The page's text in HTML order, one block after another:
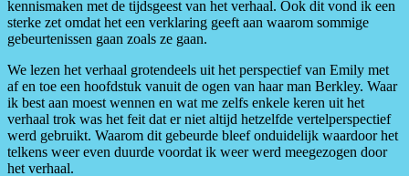
kennismaken met de tijdsgeest van het verhaal. Ook dit vond ik een
sterke zet omdat het een verklaring geeft aan waarom sommige
gebeurtenissen gaan zoals ze gaan.
We lezen het verhaal grotendeels uit het perspectief van Emily met
af en toe een hoofdstuk vanuit de ogen van haar man Berkley. Waar
ik best aan moest wennen en wat me zelfs enkele keren uit het
verhaal trok was het feit dat er niet altijd hetzelfde vertelperspectief
werd gebruikt. Waarom dit gebeurde bleef onduidelijk waardoor het
telkens weer even duurde voordat ik weer werd meegezogen door
het verhaal.